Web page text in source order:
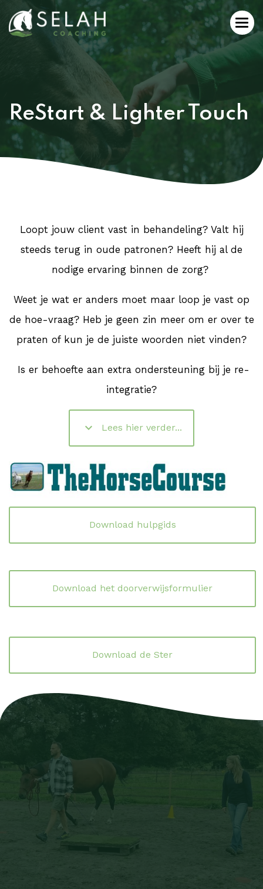
ReStart & Lighter Touch
Loopt jouw client vast in behandeling? Valt hij
steeds terug in oude patronen? Heeft hij al de
nodige ervaring binnen de zorg?
Weet je wat er anders moet maar loop je vast op
de hoe-vraag? Heb je geen zin meer om er over te
praten of kun je de juiste woorden niet vinden?
Is er behoefte aan extra ondersteuning bij je re-
integratie?
keyboard_arrow_down Lees hier verder...
Download hulpgids
Download het doorverwijsformulier
Download de Ster